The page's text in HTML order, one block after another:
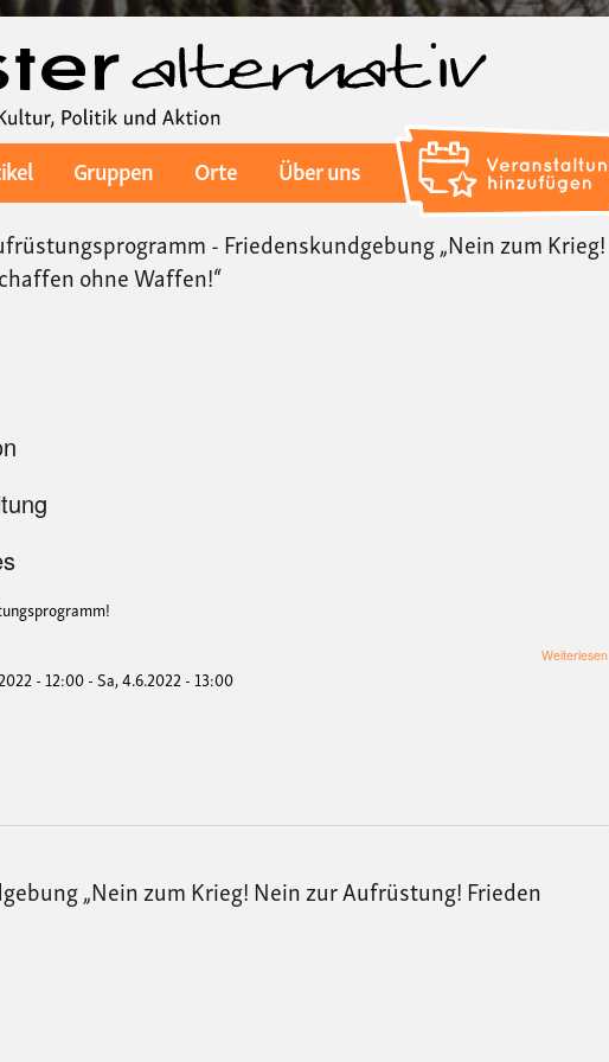
Inhalt
Gruppen Orte
Über uns
- Friedenskundgebung „Nein zum Krieg!
ohne Waffen!“
Weiterlesen
- 12:00-Sa, 4.6.2022 - 13:00
„Nein zum Krieg! Nein zur Aufrüstung! Frieden